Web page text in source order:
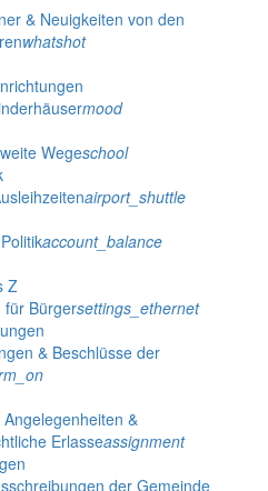
& Neuigkeiten von den
whatshot
mood
Wegeschool
airport_shuttle
account_balance
Z
für Bürgersettings_ethernet
& Beschlüsse der
&
Erlasseassignment
der Gemeinde